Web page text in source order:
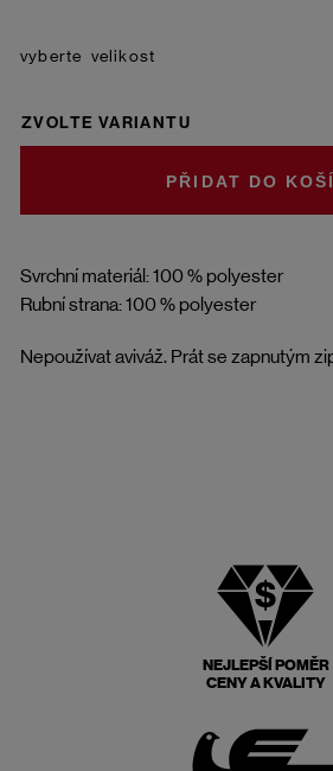
Svrchní materiál: 100 % polyester
Rubní strana: 100 % polyester
Nepoužívat aviváž. Prát se zapnutým
velikost
ZVOLTE VARIANTU
DO
NEJLEPŠÍ POMĚR
CENY A KVALITY